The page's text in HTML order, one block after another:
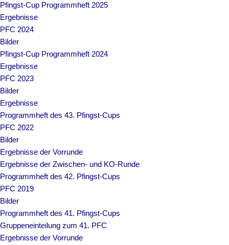
Pfingst-Cup Programmheft 2025
Ergebnisse
PFC 2024
Bilder
Pfingst-Cup Programmheft 2024
Ergebnisse
PFC 2023
Bilder
Ergebnisse
Programmheft des 43. Pfingst-Cups
PFC 2022
Bilder
Ergebnisse der Vorrunde
Ergebnisse der Zwischen- und KO-Runde
Programmheft des 42. Pfingst-Cups
PFC 2019
Bilder
Programmheft des 41. Pfingst-Cups
Gruppeneinteilung zum 41. PFC
Ergebnisse der Vorrunde